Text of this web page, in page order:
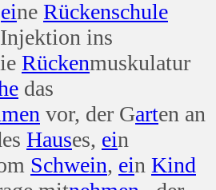
eine Rückenschule
ins
Rückenmuskulatur
das
vor, der Garten an
Hauses, ein
Schwein, ein Kind